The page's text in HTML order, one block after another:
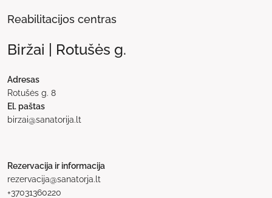
Reabilitacijos centras
Biržai | Rotušės g.
Adresas
Rotušės g. 8
El. paštas
birzai@sanatorija.lt
Rezervacija ir informacija
rezervacija@sanatorja.lt
+37031360220